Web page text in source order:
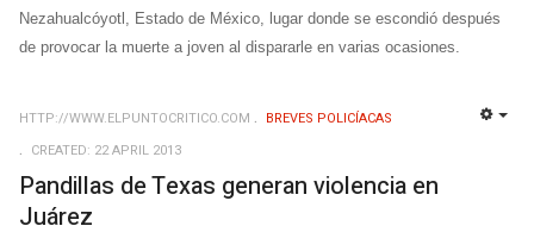
Nezahualcóyotl, Estado de México, lugar donde se escondió después
de provocar la muerte a joven al dispararle en varias ocasiones.
HTTP://WWW.ELPUNTOCRITICO.COM
BREVES POLICÍACAS
CREATED: 22 APRIL 2013
Pandillas de Texas generan violencia en
Juárez